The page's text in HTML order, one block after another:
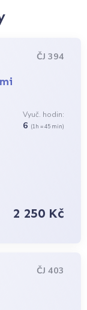
ČJ 394
Vyuč. hodin:
6 (1h = 45 min)
2 250 Kč
ČJ 403